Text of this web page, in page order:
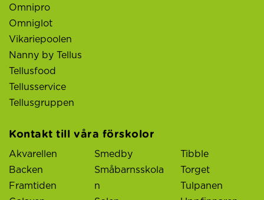
Omnipro
Omniglot
Vikariepoolen
Nanny by Tellus
Tellusfood
Tellusservice
Tellusgruppen
Kontakt till våra förskolor
Akvarellen
Backen
Framtiden
Smedby
Småbarnsskola
n
Tibble
Torget
Tulpanen